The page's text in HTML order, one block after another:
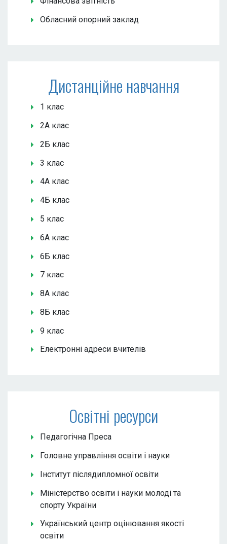
Обласний опорний заклад
Дистанційне навчання
1 клас
2А клас
2Б клас
3 клас
4А клас
4Б клас
5 клас
6А клас
6Б клас
7 клас
8А клас
8Б клас
9 клас
Електронні адреси вчителів
Освітні ресурси
Педагогічна Преса
Головне управління освіти і науки
Інститут післядипломної освіти
Міністерство освіти і науки молоді та
спорту України
Український центр оцінювання якості
освіти